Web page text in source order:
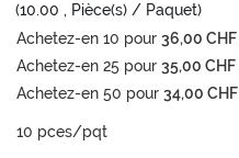
(10.00 , Pièce(s) / Paquet)
Achetez-en 10 pour 36,00 CHF
Achetez-en 25 pour 35,00 CHF
Achetez-en 50 pour 34,00 CHF
10 pces/pqt